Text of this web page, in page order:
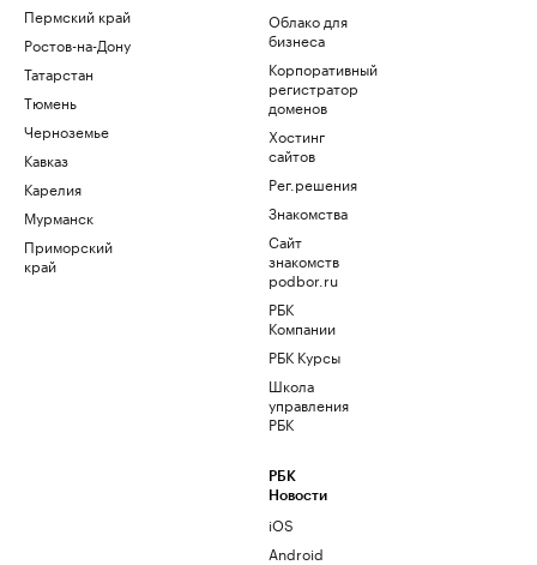
Пермский край
Ростов-на-Дону
Татарстан
Тюмень
Черноземье
Кавказ
Карелия
Мурманск
Приморский
край
Облако для
бизнеса
Корпоративный
регистратор
доменов
Хостинг
сайтов
Рег.решения
Знакомства
Сайт
знакомств
podbor.ru
РБК
Компании
РБК Курсы
Школа
управления
РБК
РБК
Новости
iOS
Android